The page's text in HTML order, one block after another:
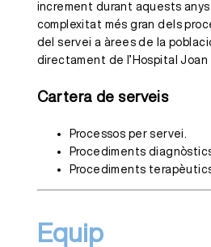
increment durant aquests anys
complexitat més gran dels
del servei a àrees de la
directament de l’Hospital Joan
Cartera de serveis
Processos per servei.
Procediments
Procediments
Equip